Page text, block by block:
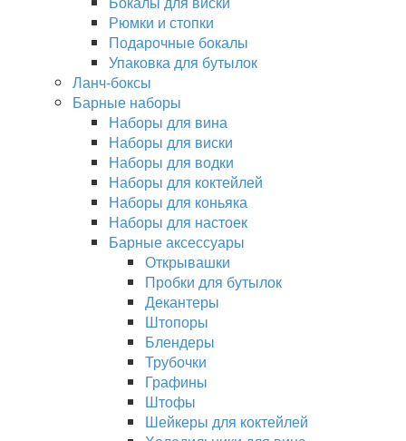
Рюмки и стопки
Подарочные бокалы
Упаковка для бутылок
Ланч-боксы
Барные наборы
Наборы для вина
Наборы для виски
Наборы для водки
Наборы для коктейлей
Наборы для коньяка
Наборы для настоек
Барные аксессуары
Открывашки
Пробки для бутылок
Декантеры
Штопоры
Блендеры
Трубочки
Графины
Штофы
Шейкеры для коктейлей